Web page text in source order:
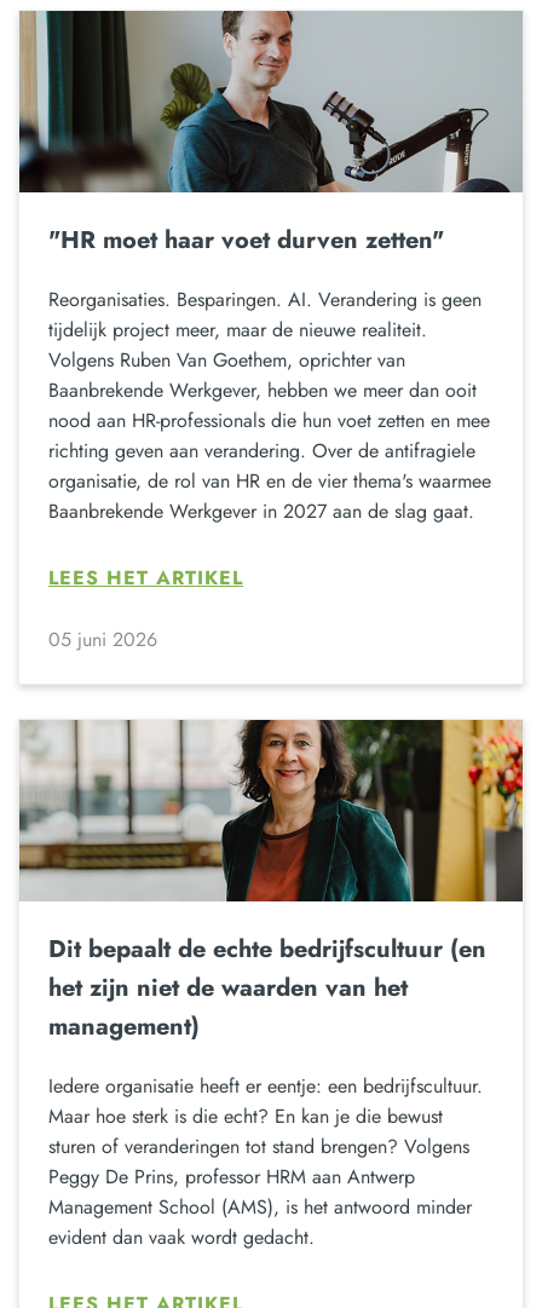
"HR moet haar voet durven zetten"
Reorganisaties. Besparingen. AI. Verandering is geen
tijdelijk project meer, maar de nieuwe realiteit.
Volgens Ruben Van Goethem, oprichter van
Baanbrekende Werkgever, hebben we meer dan ooit
nood aan HR-professionals die hun voet zetten en mee
richting geven aan verandering. Over de antifragiele
organisatie, de rol van HR en de vier thema's waarmee
Baanbrekende Werkgever in 2027 aan de slag gaat.
LEES HET ARTIKEL
05 juni 2026
Dit bepaalt de echte bedrijfscultuur (en
het zijn niet de waarden van het
management)
Iedere organisatie heeft er eentje: een bedrijfscultuur.
Maar hoe sterk is die echt? En kan je die bewust
sturen of veranderingen tot stand brengen? Volgens
Peggy De Prins, professor HRM aan Antwerp
Management School (AMS), is het antwoord minder
evident dan vaak wordt gedacht.